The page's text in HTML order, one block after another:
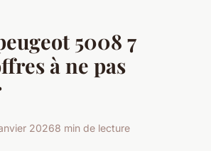
5008 7
à ne pas
20268 min de lecture